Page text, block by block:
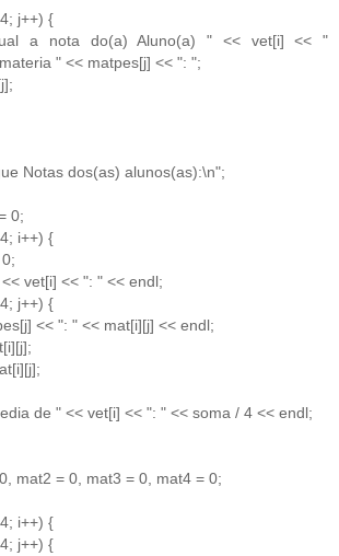
j++) {
a nota do(a) Aluno(a) " << vet[i] << "
" << matpes[j] << ": ";
Notas dos(as) alunos(as):\n";
0;
i++) {
vet[i] << ": " << endl;
j++) {
<< ": " << mat[i][j] << endl;
de " << vet[i] << ": " << soma / 4 << endl;
mat2 = 0, mat3 = 0, mat4 = 0;
i++) {
j++) {